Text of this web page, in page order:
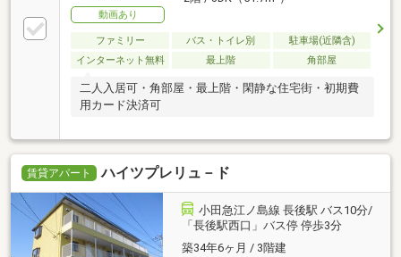
動画あり
ファミリー バス・トイレ別
駐車場(近隣含)
インターネット無料
最上階 角部屋
二人入居可・角部屋・最上階・閑静な住宅街・初期費
用カード決済可
賃貸アパート ハイツプレリュ－ド
小田急江ノ島線 長後駅 バス10分/
「長後駅西口」バス停 停歩3分
築34年6ヶ月 / 3階建